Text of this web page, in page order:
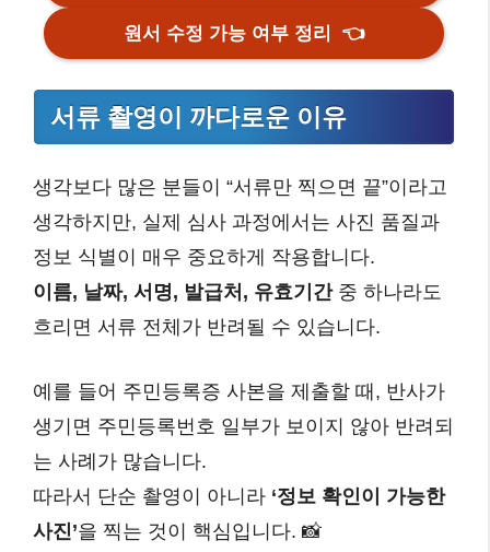
원서 수정 가능 여부 정리 👈
서류 촬영이 까다로운 이유
생각보다 많은 분들이 “서류만 찍으면 끝”이라고
생각하지만, 실제 심사 과정에서는 사진 품질과
정보 식별이 매우 중요하게 작용합니다.
이름, 날짜, 서명, 발급처, 유효기간중 하나라도
흐리면 서류 전체가 반려될 수 있습니다.
예를 들어 주민등록증 사본을 제출할 때, 반사가
생기면 주민등록번호 일부가 보이지 않아 반려되
는 사례가 많습니다.
따라서 단순 촬영이 아니라 ‘정보 확인이 가능한
사진’을 찍는 것이 핵심입니다. 📸